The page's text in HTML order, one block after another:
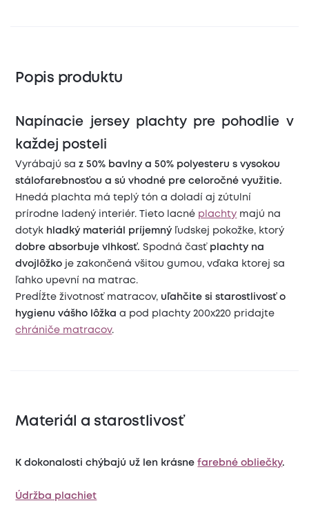
Popis produktu
Napínacie jersey plachty pre pohodlie v
každej posteli
Vyrábajú saz 50% bavlny a 50% polyesteru s vysokou
stálofarebnosťou a sú vhodné pre celoročné využitie.
Hnedá plachta má teplý tón a doladí aj zútulní
prírodne ladený interiér. Tieto lacné plachty majú na
dotyk hladký materiál príjemný ľudskej pokožke, ktorý
dobre absorbuje vlhkosť. Spodná časť plachty na
dvojlôžko je zakončená všitou gumou, vďaka ktorej sa
ľahko upevní na matrac.
Predĺžte životnosť matracov, uľahčite si starostlivosť o
hygienu vášho lôžka a pod plachty 200x220 pridajte
chrániče matracov.
Materiál a starostlivosť
K dokonalosti chýbajú už len krásnefarebné obliečky.
Údržba plachiet